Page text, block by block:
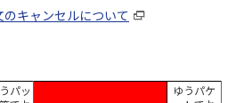
のキャンセルについて
パッ
ゆうパケ